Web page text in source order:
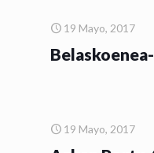
19 Mayo, 2017
19 Mayo, 2017